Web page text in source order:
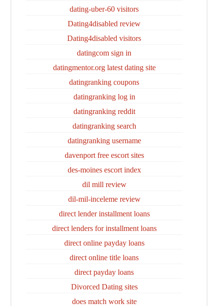
dating-uber-60 visitors
Dating4disabled review
Dating4disabled visitors
datingcom sign in
datingmentor.org latest dating site
datingranking coupons
datingranking log in
datingranking reddit
datingranking search
datingranking username
davenport free escort sites
des-moines escort index
dil mill review
dil-mil-inceleme review
direct lender installment loans
direct lenders for installment loans
direct online payday loans
direct online title loans
direct payday loans
Divorced Dating sites
does match work site